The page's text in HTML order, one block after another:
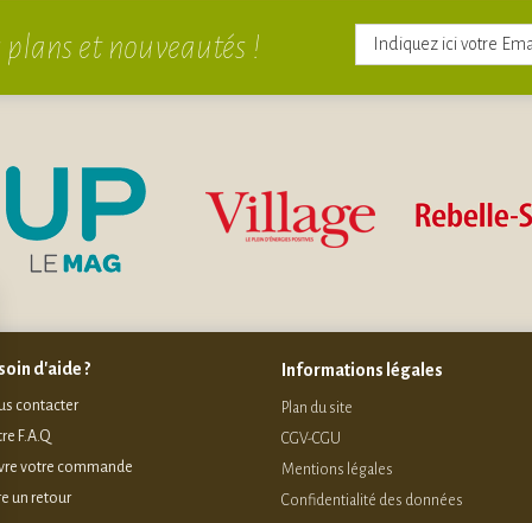
et nouveautés !
d'aide ?
contacter
F.A.Q
votre commande
un retour
Informations légales
Plan du site
CGV-CGU
Mentions légales
Confidentialité des données